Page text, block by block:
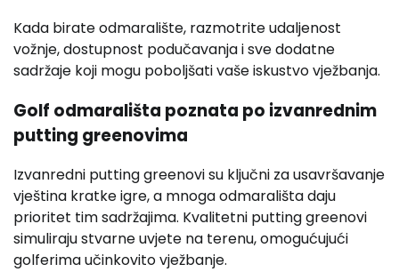
Kada birate odmaralište, razmotrite udaljenost
vožnje, dostupnost podučavanja i sve dodatne
sadržaje koji mogu poboljšati vaše iskustvo vježbanja.
Golf odmarališta poznata po izvanrednim
putting greenovima
Izvanredni putting greenovi su ključni za usavršavanje
vještina kratke igre, a mnoga odmarališta daju
prioritet tim sadržajima. Kvalitetni putting greenovi
simuliraju stvarne uvjete na terenu, omogućujući
golferima učinkovito vježbanje.